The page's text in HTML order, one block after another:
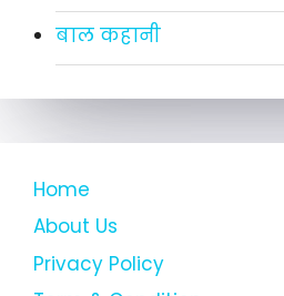
बाल कहानी
Home
About Us
Privacy Policy